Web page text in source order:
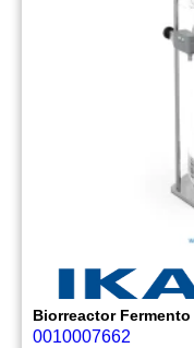
Biorreactor Fermento
0010007662